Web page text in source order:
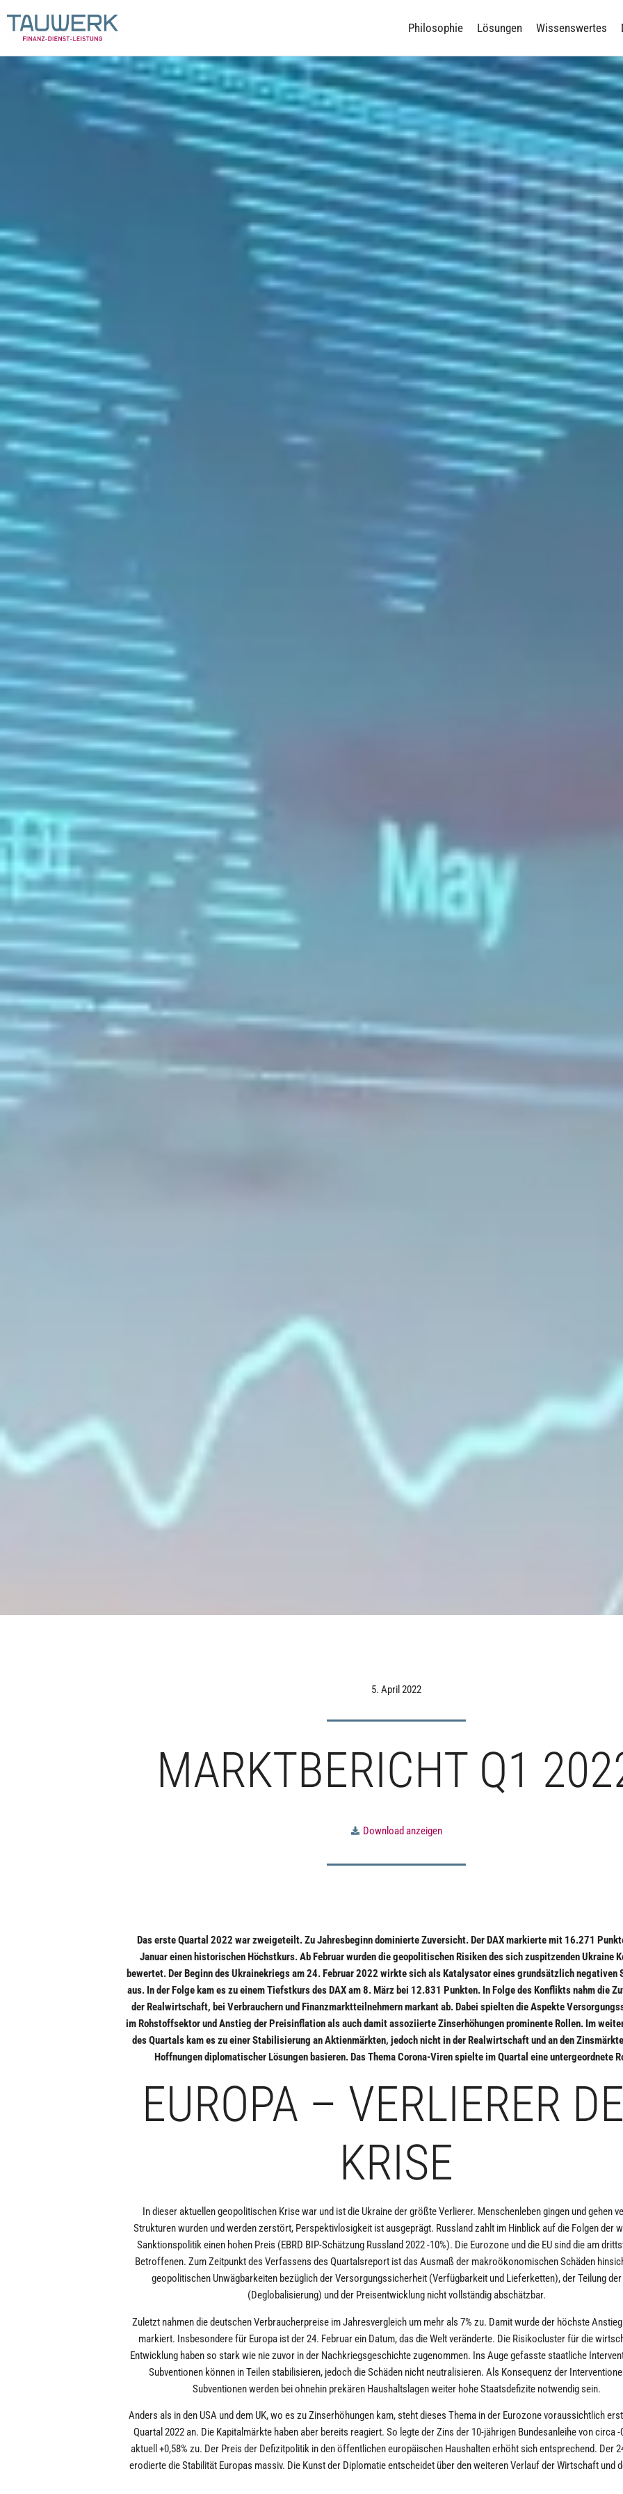
Philosophie Lösungen Wissenswertes
5. April 2022
MARKTBERICHT Q1
Download anzeigen
Das erste Quartal 2022 war zweigeteilt. Zu Jahresbeginn dominierte Zuversicht. Der DAX markierte mit 16.271
Januar einen historischen Höchstkurs. Ab Februar wurden die geopolitischen Risiken des sich zuspitzenden Ukraine
bewertet. Der Beginn des Ukrainekriegs am 24. Februar 2022 wirkte sich als Katalysator eines grundsätzlich negativen
aus. In der Folge kam es zu einem Tiefstkurs des DAX am 8. März bei 12.831 Punkten. In Folge des Konflikts nahm die
der Realwirtschaft, bei Verbrauchern und Finanzmarktteilnehmern markant ab. Dabei spielten die Aspekte
im Rohstoffsektor und Anstieg der Preisinflation als auch damit assoziierte Zinserhöhungen prominente Rollen. Im
des Quartals kam es zu einer Stabilisierung an Aktienmärkten, jedoch nicht in der Realwirtschaft und an den
Hoffnungen diplomatischer Lösungen basieren. Das Thema Corona-Viren spielte im Quartal eine untergeordnete
EUROPA – VERLIERER
KRISE
In dieser aktuellen geopolitischen Krise war und ist die Ukraine der größte Verlierer. Menschenleben gingen und gehen
Strukturen wurden und werden zerstört, Perspektivlosigkeit ist ausgeprägt. Russland zahlt im Hinblick auf die Folgen der
Sanktionspolitik einen hohen Preis (EBRD BIP-Schätzung Russland 2022 -10%). Die Eurozone und die EU sind die am
Betroffenen. Zum Zeitpunkt des Verfassens des Quartalsreport ist das Ausmaß der makroökonomischen Schäden
geopolitischen Unwägbarkeiten bezüglich der Versorgungssicherheit (Verfügbarkeit und Lieferketten), der Teilung der
(Deglobalisierung) und der Preisentwicklung nicht vollständig abschätzbar.
Zuletzt nahmen die deutschen Verbraucherpreise im Jahresvergleich um mehr als 7% zu. Damit wurde der höchste
markiert. Insbesondere für Europa ist der 24. Februar ein Datum, das die Welt veränderte. Die Risikocluster für die
Entwicklung haben so stark wie nie zuvor in der Nachkriegsgeschichte zugenommen. Ins Auge gefasste staatliche
Subventionen können in Teilen stabilisieren, jedoch die Schäden nicht neutralisieren. Als Konsequenz der
Subventionen werden bei ohnehin prekären Haushaltslagen weiter hohe Staatsdefizite notwendig sein.
Anders als in den USA und dem UK, wo es zu Zinserhöhungen kam, steht dieses Thema in der Eurozone voraussichtlich
Quartal 2022 an. Die Kapitalmärkte haben aber bereits reagiert. So legte der Zins der 10-jährigen Bundesanleihe von circa -
aktuell +0,58% zu. Der Preis der Defizitpolitik in den öffentlichen europäischen Haushalten erhöht sich entsprechend. Der
erodierte die Stabilität Europas massiv. Die Kunst der Diplomatie entscheidet über den weiteren Verlauf der Wirtschaft und